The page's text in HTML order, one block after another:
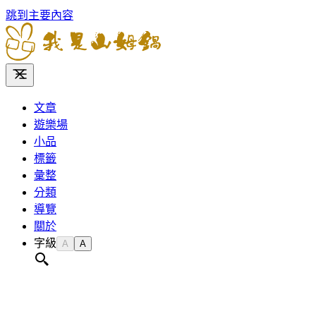
跳到主要內容
文章
遊樂場
小品
標籤
彙整
分類
導覽
關於
字級 A A